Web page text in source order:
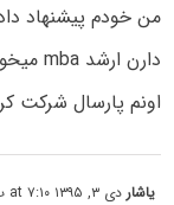
من خودم پیشنهاد
دارن ارشد mba میخونن، توام برو ارشدتو بگیر
اونم پارسال شرکت
یاشاردی ۳, ۱۳۹۵ at ۷:۱۰ ب٫ظ